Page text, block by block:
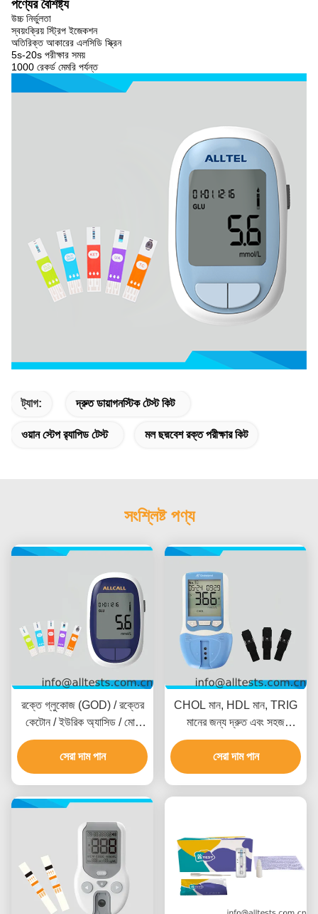
পণ্যের বৈশিষ্ট্য
উচ্চ নির্ভুলতা
স্বয়ংক্রিয় স্ট্রিপ ইজেকশন
অতিরিক্ত আকারের এলসিডি স্ক্রিন
5s-20s পরীক্ষার সময়
1000 রেকর্ড মেমরি পর্যন্ত
ট্যাগ: দ্রুত ডায়াগনস্টিক টেস্ট কিট
ওয়ান স্টেপ র‌্যাপিড টেস্ট মল ছদ্মবেশ রক্ত ​​পরীক্ষার কিট
সংশ্লিষ্ট পণ্য
রক্তে গ্লুকোজ (GOD) / রক্তের
কেটোন / ইউরিক অ্যাসিড / মোট
কোলেস্টেরল মনিটরিং ডিভাইস সঠিক
এবং নির্ভরযোগ্য
সেরা দাম পান
CHOL মান, HDL মান, TRIG
মানের জন্য দ্রুত এবং সহজ
কোলেস্টেরল মনিটরিং ডিভাইস
সেরা দাম পান